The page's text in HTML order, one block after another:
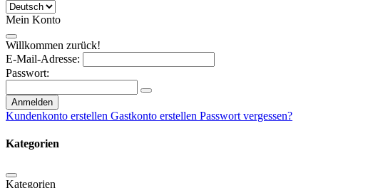
Mein Konto
Willkommen zurück!
E-Mail-Adresse:
Passwort:
Anmelden
Kundenkonto erstellen Gastkonto erstellen Passwort vergessen?
Kategorien
Kategorien